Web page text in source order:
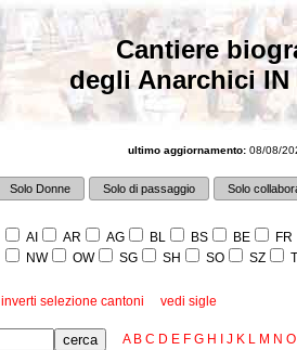
Cantiere
degli Anarchici IN
ultimo aggiornamento: 08/08/
Solo Donne Solo di passaggio Solo
AI AR AG BL BS BE
FR
NW
OW SG SH SO SZ
inverti selezione cantoni vedi sigle
A B C D E F G H J K L M N O